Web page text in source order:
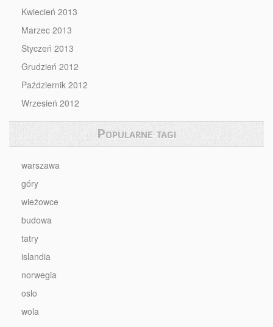
Kwiecień 2013
Marzec 2013
Styczeń 2013
Grudzień 2012
Październik 2012
Wrzesień 2012
Popularne tagi
warszawa
góry
wieżowce
budowa
tatry
islandia
norwegia
oslo
wola